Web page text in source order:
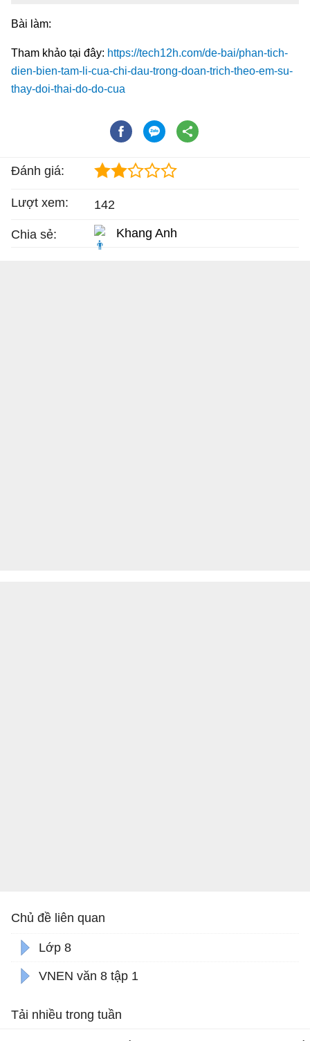
Bài làm:
Tham khảo tại đây: https://tech12h.com/de-bai/phan-tich-
dien-bien-tam-li-cua-chi-dau-trong-doan-trich-theo-em-su-
thay-doi-thai-do-do-cua
Đánh giá:
Lượt xem: 142
Chia sẻ: Khang Anh
Chủ đề liên quan
Lớp 8
VNEN văn 8 tập 1
Tải nhiều trong tuần